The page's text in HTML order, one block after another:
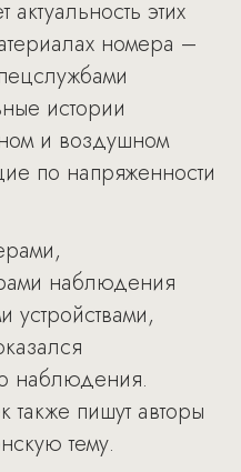
этих
номера –
истории
и воздушном
по напряженности
наблюдения
устройствами,
наблюдения.
также пишут авторы
тему.